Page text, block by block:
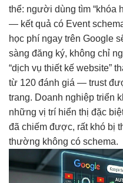
thể: người dùng tìm “khóa
— kết quả có Event
học phí ngay trên Google
sàng đăng ký, không chỉ
“dịch vụ thiết kế website”
từ 120 đánh giá — trust
trang. Doanh nghiệp triển
những vị trí hiển thị đặc
đã chiếm được, rất khó bị
thường không có schema.